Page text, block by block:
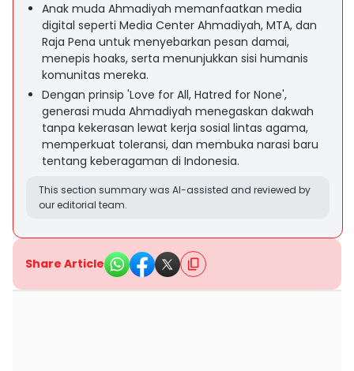
Anak muda Ahmadiyah memanfaatkan media
digital seperti Media Center Ahmadiyah, MTA, dan
Raja Pena untuk menyebarkan pesan damai,
menepis hoaks, serta menunjukkan sisi humanis
komunitas mereka.
Dengan prinsip 'Love for All, Hatred for None',
generasi muda Ahmadiyah menegaskan dakwah
tanpa kekerasan lewat kerja sosial lintas agama,
memperkuat toleransi, dan membuka narasi baru
tentang keberagaman di Indonesia.
This section summary was AI-assisted and reviewed by
our editorial team.
Share Article